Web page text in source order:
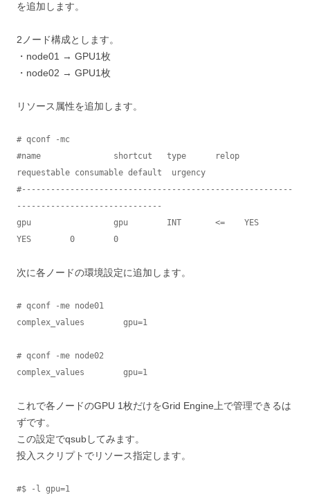
を追加します。
2ノード構成とします。
・node01 → GPU1枚
・node02 → GPU1枚
リソース属性を追加します。
# qconf -mc
#name               shortcut   type      relop
requestable consumable default  urgency
#--------------------------------------------------------
------------------------------
gpu                 gpu        INT       <=    YES
YES        0        0
次に各ノードの環境設定に追加します。
# qconf -me node01
complex_values        gpu=1
# qconf -me node02
complex_values        gpu=1
これで各ノードのGPU 1枚だけをGrid Engine上で管理できるは
ずです。
この設定でqsubしてみます。
投入スクリプトでリソース指定します。
#$ -l gpu=1